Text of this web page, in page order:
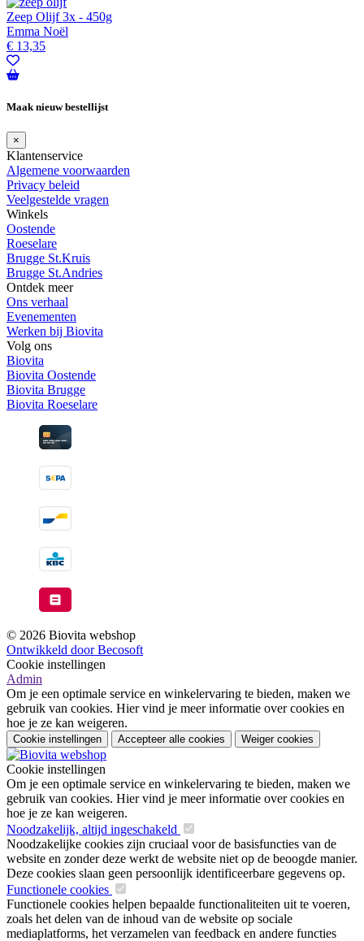
Zeep Olijf 3x - 450g
Emma Noël
€ 13,35
Maak nieuw bestellijst
×
Klantenservice
Algemene voorwaarden
Privacy beleid
Veelgestelde vragen
Winkels
Oostende
Roeselare
Brugge St.Kruis
Brugge St.Andries
Ontdek meer
Ons verhaal
Evenementen
Werken bij Biovita
Volg ons
Biovita
Biovita Oostende
Biovita Brugge
Biovita Roeselare
© 2026 Biovita webshop
Ontwikkeld door Becosoft
Cookie instellingen
Admin
Om je een optimale service en winkelervaring te bieden, maken we
gebruik van cookies. Hier vind je meer informatie over cookies en
hoe je ze kan weigeren.
Cookie instellingen Accepteer alle cookies Weiger cookies
Cookie instellingen
Om je een optimale service en winkelervaring te bieden, maken we
gebruik van cookies. Hier vind je meer informatie over cookies en
hoe je ze kan weigeren.
Noodzakelijk, altijd ingeschakeld
Noodzakelijke cookies zijn cruciaal voor de basisfuncties van de
website en zonder deze werkt de website niet op de beoogde manier.
Deze cookies slaan geen persoonlijk identificeerbare gegevens op.
Functionele cookies
Functionele cookies helpen bepaalde functionaliteiten uit te voeren,
zoals het delen van de inhoud van de website op sociale
mediaplatforms, het verzamelen van feedback en andere functies